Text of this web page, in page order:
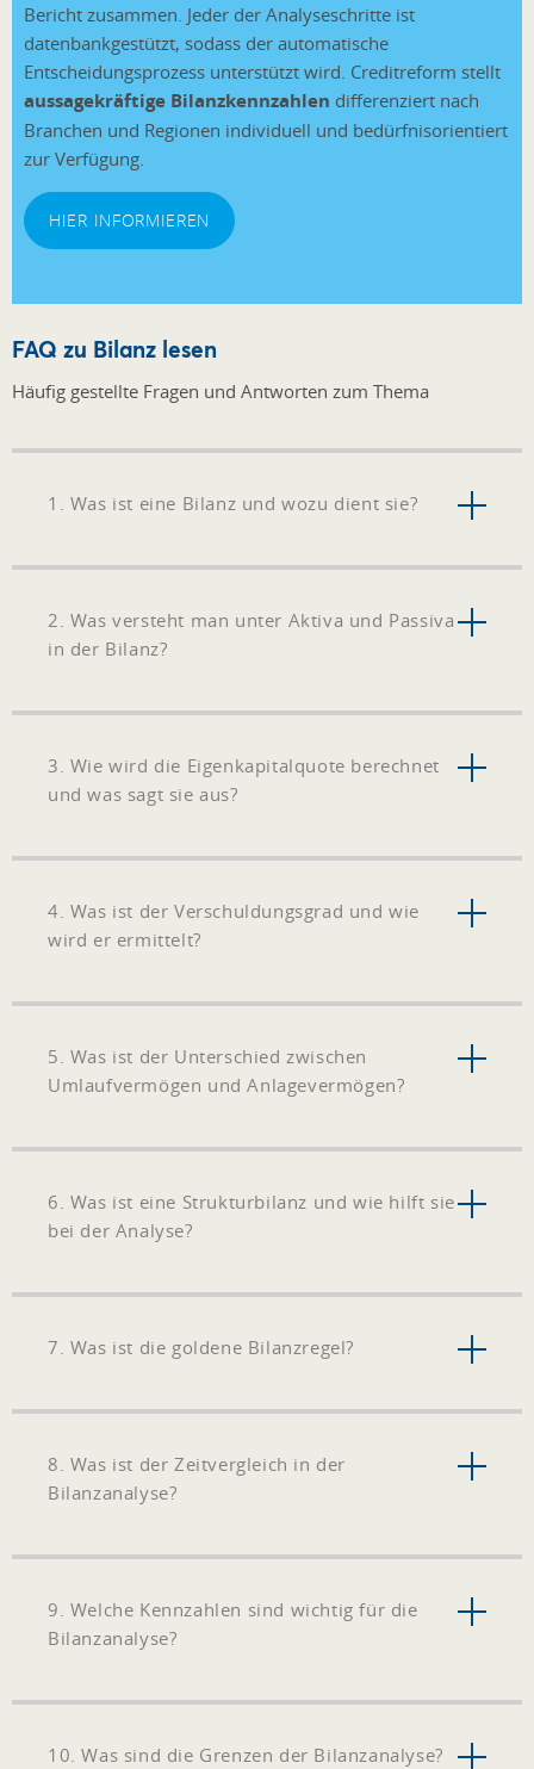
Bericht zusammen. Jeder der Analyseschritte ist
datenbankgestützt, sodass der automatische
Entscheidungsprozess unterstützt wird. Creditreform stellt
aussagekräftige Bilanzkennzahlen differenziert nach
Branchen und Regionen individuell und bedürfnisorientiert
zur Verfügung.
HIER INFORMIEREN
FAQ zu Bilanz lesen
Häufig gestellte Fragen und Antworten zum Thema
1. Was ist eine Bilanz und wozu dient sie?
2. Was versteht man unter Aktiva und Passiva
in der Bilanz?
3. Wie wird die Eigenkapitalquote berechnet
und was sagt sie aus?
4. Was ist der Verschuldungsgrad und wie
wird er ermittelt?
5. Was ist der Unterschied zwischen
Umlaufvermögen und Anlagevermögen?
6. Was ist eine Strukturbilanz und wie hilft sie
bei der Analyse?
7. Was ist die goldene Bilanzregel?
8. Was ist der Zeitvergleich in der
Bilanzanalyse?
9. Welche Kennzahlen sind wichtig für die
Bilanzanalyse?
10. Was sind die Grenzen der Bilanzanalyse?